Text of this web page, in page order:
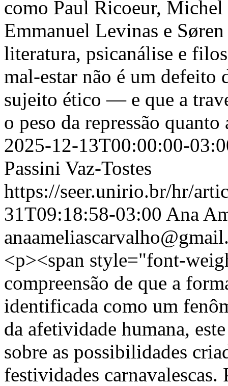
como Paul Ricoeur,
Emmanuel Levinas e
literatura, psicanálise e
mal-estar não é um defeito
sujeito ético — e que a
o peso da repressão
2025-12-13T00:00:00-
Passini Vaz-Tostes
https://seer.unirio.br/hr/
31T09:18:58-03:00 Ana
<p><span style="font-
compreensão de que a
identificada como um
da afetividade humana,
sobre as possibilidades
festividades